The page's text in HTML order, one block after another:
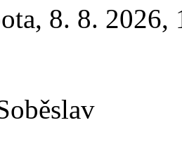
, 8. 8. 2026,